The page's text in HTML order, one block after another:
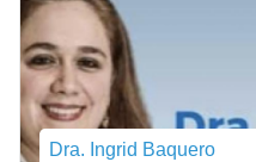
Dra. Ingrid Baquero